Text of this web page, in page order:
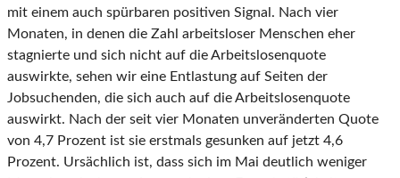
mit einem auch spürbaren positiven Signal. Nach vier
Monaten, in denen die Zahl arbeitsloser Menschen eher
stagnierte und sich nicht auf die Arbeitslosenquote
auswirkte, sehen wir eine Entlastung auf Seiten der
Jobsuchenden, die sich auch auf die Arbeitslosenquote
auswirkt. Nach der seit vier Monaten unveränderten Quote
von 4,7 Prozent ist sie erstmals gesunken auf jetzt 4,6
Prozent. Ursächlich ist, dass sich im Mai deutlich weniger